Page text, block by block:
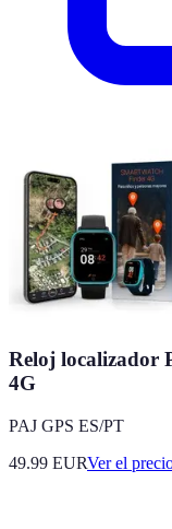
Reloj localizador
4G
PAJ GPS ES/PT
49.99 EURVer el